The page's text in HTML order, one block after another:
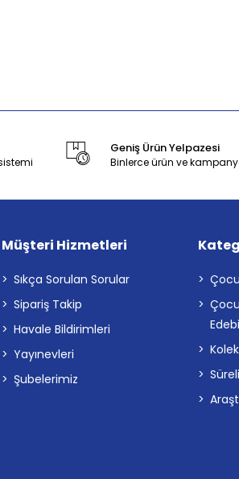
Geniş Ürün Yelpazesi
Binlerce ürün ve
Müşteri Hizmetleri
Sıkça Sorulan Sorular
Sipariş Takip
Havale Bildirimleri
Yayınevleri
Şubelerimiz